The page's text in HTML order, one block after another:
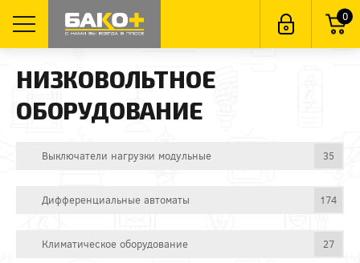
0
НИЗКОВОЛЬТНОЕ
ОБОРУДОВАНИЕ
Выключатели нагрузки модульные 35
Дифференциальные автоматы 174
Климатическое оборудование 27